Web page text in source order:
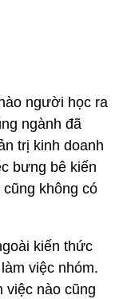
người học ra
ngành đã
trị kinh doanh
bưng bê kiến
không có
kiến thức
việc nhóm.
việc nào cũng